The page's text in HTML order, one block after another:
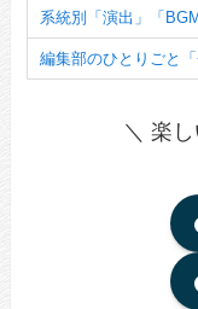
系統別「演出」「BGM
編集部のひとりごと「
＼ 楽